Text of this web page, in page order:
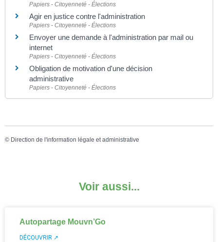
Papiers - Citoyenneté - Élections
Agir en justice contre l'administration
Papiers - Citoyenneté - Élections
Envoyer une demande à l'administration par mail ou
internet
Papiers - Citoyenneté - Élections
Obligation de motivation d'une décision
administrative
Papiers - Citoyenneté - Élections
© Direction de l'information légale et administrative
Voir aussi...
Autopartage Mouvn’Go
DÉCOUVRIR ↗